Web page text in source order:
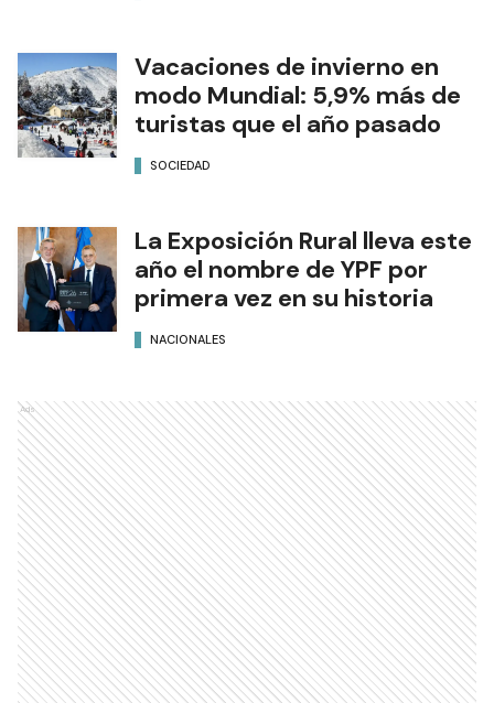
Vacaciones de invierno en
modo Mundial: 5,9% más de
turistas que el año pasado
SOCIEDAD
La Exposición Rural lleva este
año el nombre de YPF por
primera vez en su historia
NACIONALES
Ads